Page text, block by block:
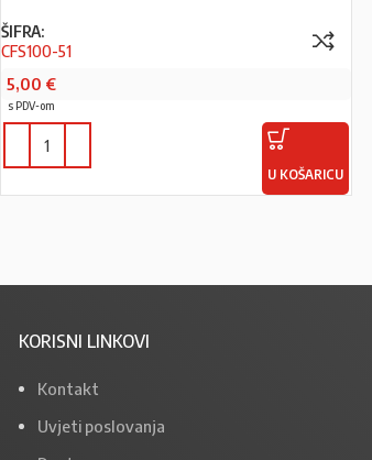
ŠIFRA:
CFS100-51
5,00 €
s PDV-om
U KOŠARICU
KORISNI LINKOVI
Kontakt
Uvjeti poslovanja